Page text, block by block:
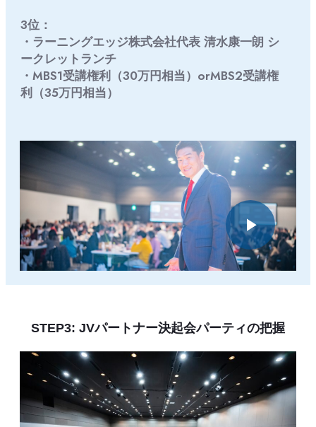
3位：
・ラーニングエッジ株式会社代表 清水康一朗 シ
ークレットランチ
・MBS1受講権利（30万円相当）orMBS2受講権
利（35万円相当）
STEP3: JVパートナー決起会パーティの把握